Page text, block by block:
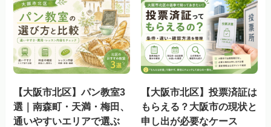
【大阪市北区】パン教室3
選｜南森町・天満・梅田、
通いやすいエリアで選ぶ
【大阪市北区】投票済証は
もらえる？大阪市の現状と
申し出が必要なケース